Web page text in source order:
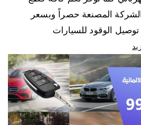
الشركة المصنعة حصراً وبسعر
توصيل الوقود للسيارات